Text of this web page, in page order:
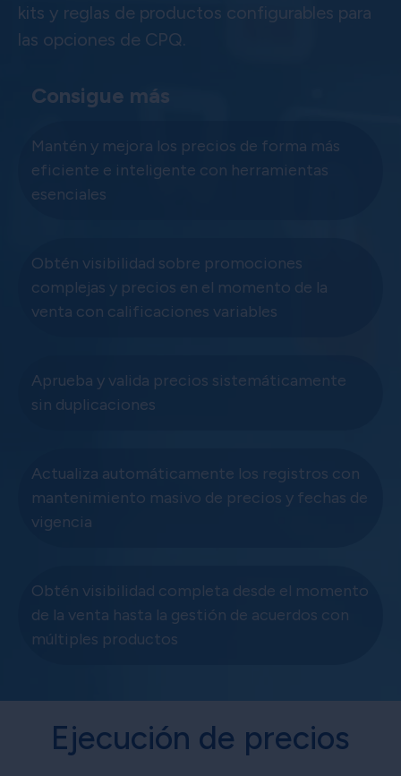
kits y reglas de productos configurables para
las opciones de CPQ.
Consigue más
Mantén y mejora los precios de forma más
eficiente e inteligente con herramientas
esenciales
Obtén visibilidad sobre promociones
complejas y precios en el momento de la
venta con calificaciones variables
Aprueba y valida precios sistemáticamente
sin duplicaciones
Actualiza automáticamente los registros con
mantenimiento masivo de precios y fechas de
vigencia
Obtén visibilidad completa desde el momento
de la venta hasta la gestión de acuerdos con
múltiples productos
Ejecución de precios